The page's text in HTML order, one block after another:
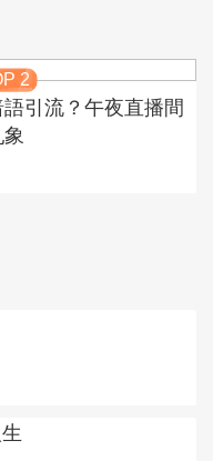
2
語引流？午夜直播間